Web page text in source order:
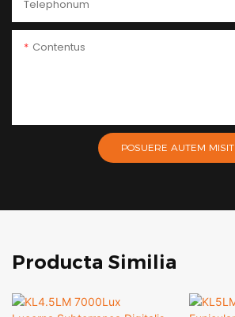
Telephonum
Contentus
POSUERE AUTEM MISIT
Producta Similia